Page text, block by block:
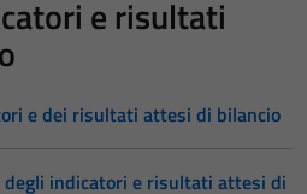
e risultati
e dei risultati attesi di bilancio
degli indicatori e risultati attesi di